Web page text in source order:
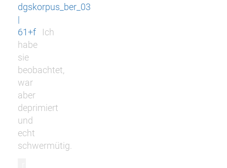
dgskorpus_ber_03
|
61+f
Ich
habe
sie
beobachtet,
war
aber
deprimiert
und
echt
schwermütig.